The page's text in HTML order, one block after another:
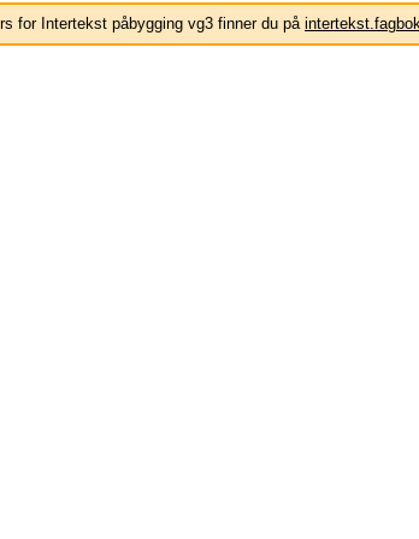
for Intertekst påbygging vg3 finner du på